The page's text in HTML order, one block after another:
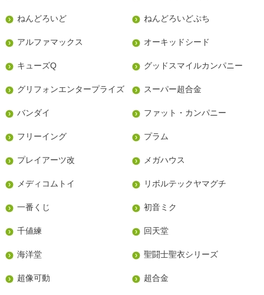
ねんどろいど ねんどろいどぷち
アルファマックス オーキッドシード
キューズQ グッドスマイルカンパニー
グリフォンエンタープライズ スーパー超合金
バンダイ ファット・カンパニー
フリーイング プラム
プレイアーツ改 メガハウス
メディコムトイ リボルテックヤマグチ
一番くじ 初音ミク
千値練 回天堂
海洋堂 聖闘士聖衣シリーズ
超像可動 超合金